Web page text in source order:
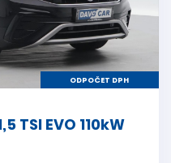
ODPOČET DPH
TSI EVO 110kW